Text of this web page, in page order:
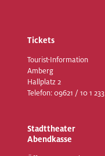
Tickets
Tourist-Information
Amberg
Hallplatz 2
Telefon:09621 / 10 1 233
Stadttheater
Abendkasse